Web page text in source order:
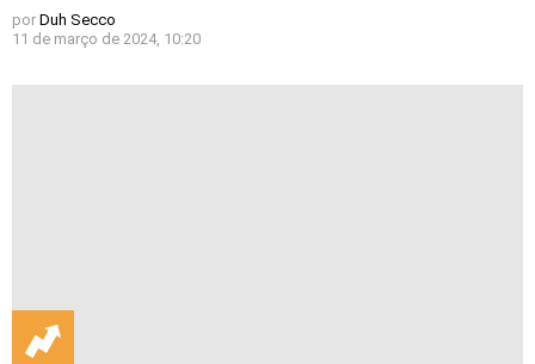
por Duh Secco
11 de março de 2024, 10:20